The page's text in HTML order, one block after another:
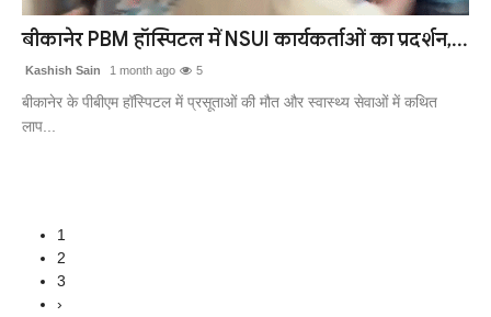
बीकानेर PBM हॉस्पिटल में NSUI कार्यकर्ताओं का प्रदर्शन,...
Kashish Sain 1 month ago 5
बीकानेर के पीबीएम हॉस्पिटल में प्रसूताओं की मौत और स्वास्थ्य सेवाओं में कथित
लाप...
1
2
3
›